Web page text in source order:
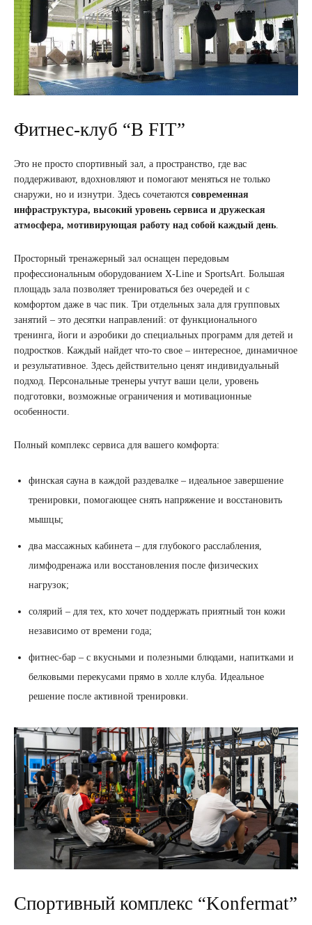
Фитнес-клуб “B FIT”
Это не просто спортивный зал, а пространство, где вас
поддерживают, вдохновляют и помогают меняться не только
снаружи, но и изнутри. Здесь сочетаются современная
инфраструктура, высокий уровень сервиса и дружеская
атмосфера, мотивирующая работу над собой каждый день.
Просторный тренажерный зал оснащен передовым
профессиональным оборудованием X-Line и SportsArt. Большая
площадь зала позволяет тренироваться без очередей и с
комфортом даже в час пик. Три отдельных зала для групповых
занятий – это десятки направлений: от функционального
тренинга, йоги и аэробики до специальных программ для детей и
подростков. Каждый найдет что-то свое – интересное, динамичное
и результативное. Здесь действительно ценят индивидуальный
подход. Персональные тренеры учтут ваши цели, уровень
подготовки, возможные ограничения и мотивационные
особенности.
Полный комплекс сервиса для вашего комфорта:
финская сауна в каждой раздевалке – идеальное завершение
тренировки, помогающее снять напряжение и восстановить
мышцы;
два массажных кабинета – для глубокого расслабления,
лимфодренажа или восстановления после физических
нагрузок;
солярий – для тех, кто хочет поддержать приятный тон кожи
независимо от времени года;
фитнес-бар – с вкусными и полезными блюдами, напитками и
белковыми перекусами прямо в холле клуба. Идеальное
решение после активной тренировки.
Спортивный комплекс “Konfermat”